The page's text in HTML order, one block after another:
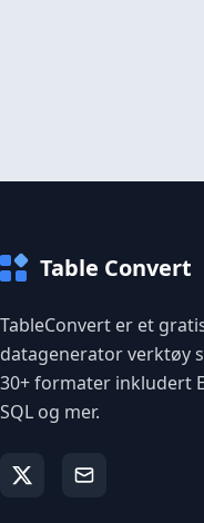
Table Convert
TableConvert er et
datagenerator verktøy
30+ formater inkludert
SQL og mer.